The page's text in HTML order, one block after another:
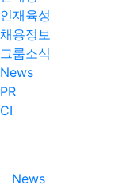
인재육성
채용정보
그룹소식
News
PR
CI
News